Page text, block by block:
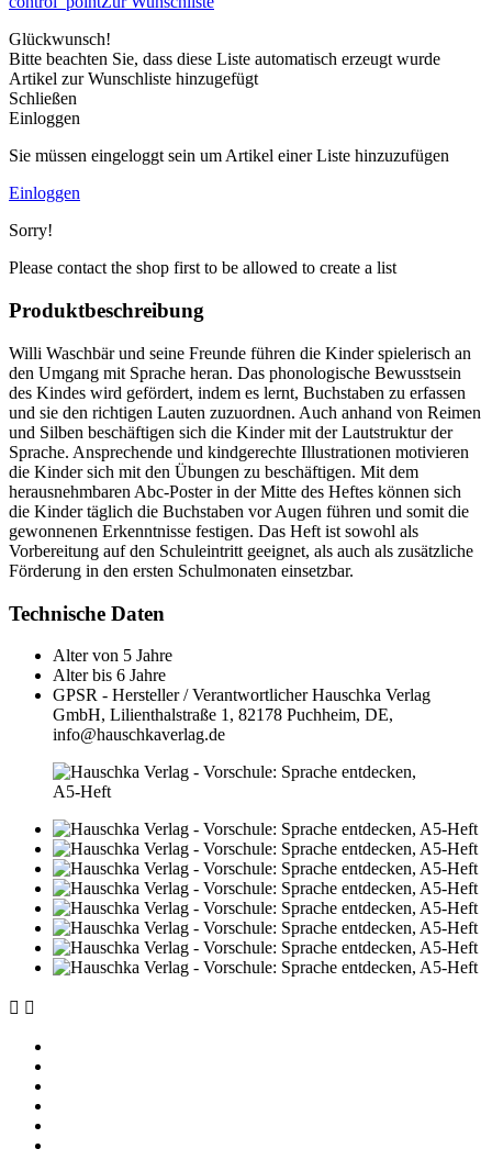
Glückwunsch!
Bitte beachten Sie, dass diese Liste automatisch erzeugt wurde
Artikel zur Wunschliste hinzugefügt
Schließen
Einloggen
Sie müssen eingeloggt sein um Artikel einer Liste hinzuzufügen
Einloggen
Sorry!
Please contact the shop first to be allowed to create a list
Produktbeschreibung
Willi Waschbär und seine Freunde führen die Kinder spielerisch an
den Umgang mit Sprache heran. Das phonologische Bewusstsein
des Kindes wird gefördert, indem es lernt, Buchstaben zu erfassen
und sie den richtigen Lauten zuzuordnen. Auch anhand von Reimen
und Silben beschäftigen sich die Kinder mit der Lautstruktur der
Sprache. Ansprechende und kindgerechte Illustrationen motivieren
die Kinder sich mit den Übungen zu beschäftigen. Mit dem
herausnehmbaren Abc-Poster in der Mitte des Heftes können sich
die Kinder täglich die Buchstaben vor Augen führen und somit die
gewonnenen Erkenntnisse festigen. Das Heft ist sowohl als
Vorbereitung auf den Schuleintritt geeignet, als auch als zusätzliche
Förderung in den ersten Schulmonaten einsetzbar.
Technische Daten
Alter von 5 Jahre
Alter bis 6 Jahre
GPSR - Hersteller / Verantwortlicher Hauschka Verlag
GmbH, Lilienthalstraße 1, 82178 Puchheim, DE,
info@hauschkaverlag.de
 